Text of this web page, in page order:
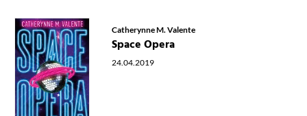
Catherynne M. Valente
Space Opera
24.04.2019